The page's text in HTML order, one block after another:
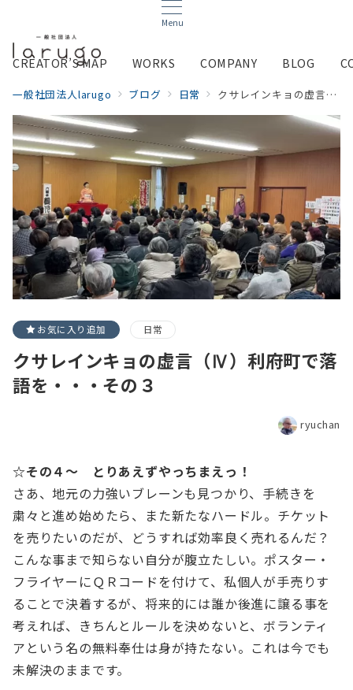
Menu
CREATOR’S MAP WORKS COMPANY BLOG
一般社団法人larugo ブログ 日常 クサレインキョの虚言（Ⅳ）利府町で落語を・・・その３
お気に入り追加 日常
クサレインキョの虚言（Ⅳ）利府町で落
語を・・・その３
ryuchan
☆その４～ とりあえずやっちまえっ！
さあ、地元の力強いブレーンも見つかり、手続きを
粛々と進め始めたら、また新たなハードル。チケット
を売りたいのだが、どうすれば効率良く売れるんだ？
こんな事まで知らない自分が腹立たしい。ポスター・
フライヤーにＱＲコードを付けて、私個人が手売りす
ることで決着するが、将来的には誰か後進に譲る事を
考えれば、きちんとルールを決めないと、ボランティ
アという名の無料奉仕は身が持たない。これは今でも
未解決のままです。